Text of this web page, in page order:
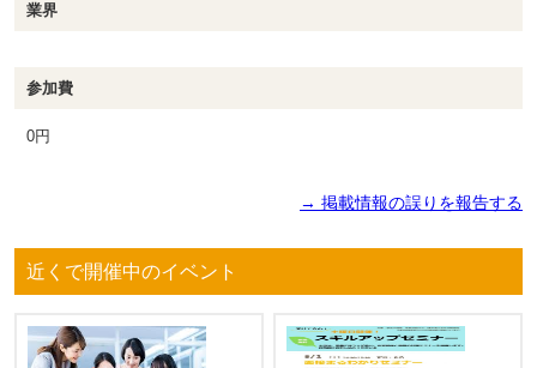
業界
参加費
0円
→ 掲載情報の誤りを報告する
近くで開催中のイベント